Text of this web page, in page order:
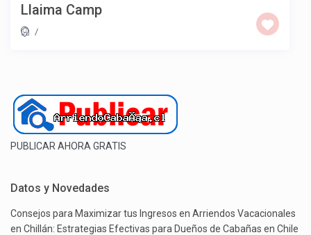
Llaima Camp
/
PUBLICAR AHORA GRATIS
Datos y Novedades
Consejos para Maximizar tus Ingresos en Arriendos Vacacionales
en Chillán: Estrategias Efectivas para Dueños de Cabañas en Chile